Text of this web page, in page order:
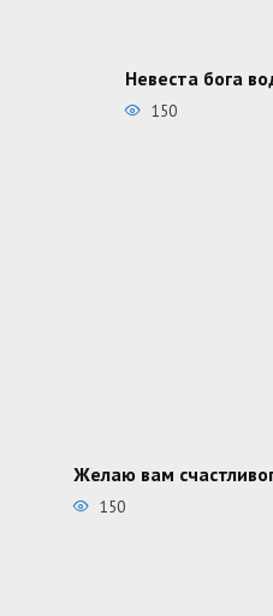
Невеста бога
150
Желаю вам
150